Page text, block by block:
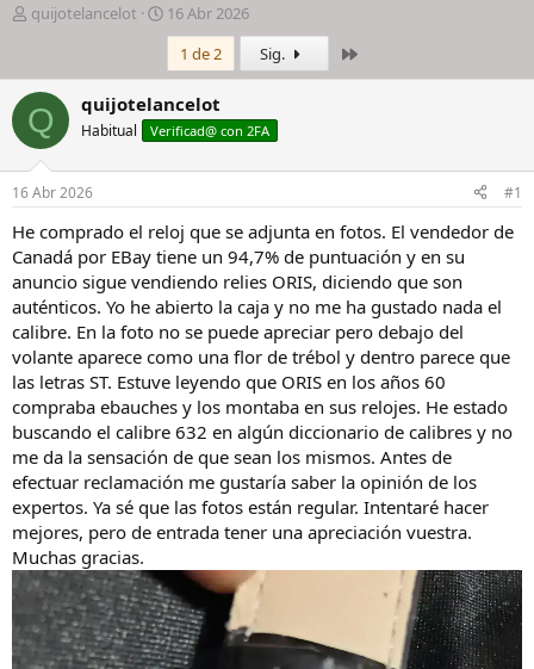
I
c
i
a
o
r
d
e
h
i
l
o
quijotelancelot
F
e
h
a
d
e
i
c
o
16 Abr 2026
1 de 2
Sig.
Q quijotelancelot
Habitual Verificad@ con 2FA
16 Abr 2026 #1
He comprado el reloj que se adjunta en fotos. El vendedor de
Canadá por EBay tiene un 94,7% de puntuación y en su
anuncio sigue vendiendo relies ORIS, diciendo que son
auténticos. Yo he abierto la caja y no me ha gustado nada el
calibre. En la foto no se puede apreciar pero debajo del
volante aparece como una flor de trébol y dentro parece que
las letras ST. Estuve leyendo que ORIS en los años 60
compraba ebauches y los montaba en sus relojes. He estado
buscando el calibre 632 en algún diccionario de calibres y no
me da la sensación de que sean los mismos. Antes de
efectuar reclamación me gustaría saber la opinión de los
expertos. Ya sé que las fotos están regular. Intentaré hacer
mejores, pero de entrada tener una apreciación vuestra.
Muchas gracias.